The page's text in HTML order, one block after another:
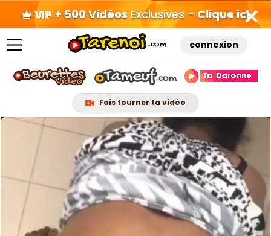
Skip
+ 500 Vidéos Exclusives - Clique ici
connexion
Fais tourner ta vidéo